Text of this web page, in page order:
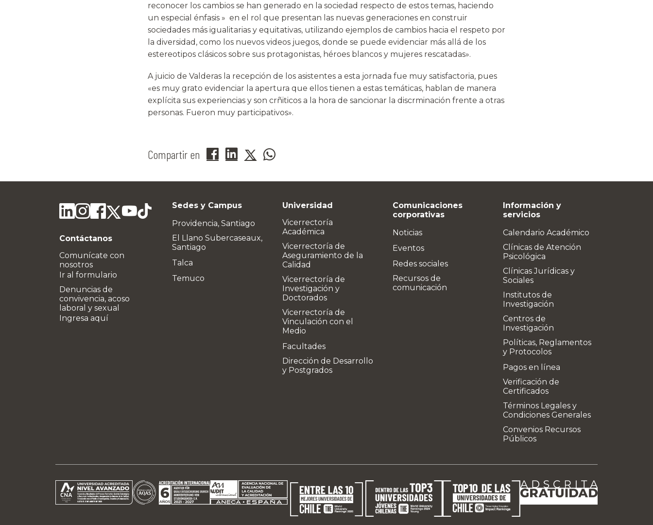
reconocer los cambios se han generado en la sociedad respecto de estos temas, haciendo
un especial énfasis » en el rol que presentan las nuevas generaciones en construir
sociedades más igualitarias y equitativas, utilizando ejemplos de cambios hacia el respeto por
la diversidad, como los nuevos videos juegos, donde se puede evidenciar más allá de los
estereotipos clásicos sobre sus protagonistas, héroes blancos y mujeres rescatadas».
A juicio de Valderas la recepción de los asistentes a esta jornada fue muy satisfactoria, pues
«es muy grato evidenciar la apertura que ellos tienen a estas temáticas, hablan de manera
explícita sus experiencias y son crñiticos a la hora de sancionar la discrminación frente a otras
personas. Fueron muy participativos».
Compartir en
Contáctanos
Comunícate con
nosotros
Ir al formulario
Denuncias de
convivencia, acoso
laboral y sexual
Ingresa aquí
Sedes y Campus
Providencia, Santiago
El Llano Subercaseaux,
Santiago
Talca
Temuco
Universidad
Vicerrectoría
Académica
Vicerrectoría de
Aseguramiento de la
Calidad
Vicerrectoría de
Investigación y
Doctorados
Vicerrectoría de
Vinculación con el
Medio
Facultades
Dirección de Desarrollo
y Postgrados
Comunicaciones
corporativas
Noticias
Eventos
Redes sociales
Recursos de
comunicación
Información y
servicios
Calendario Académico
Clínicas de Atención
Psicológica
Clínicas Jurídicas y
Sociales
Institutos de
Investigación
Centros de
Investigación
Políticas, Reglamentos
y Protocolos
Pagos en línea
Verificación de
Certificados
Términos Legales y
Condiciones Generales
Convenios Recursos
Públicos